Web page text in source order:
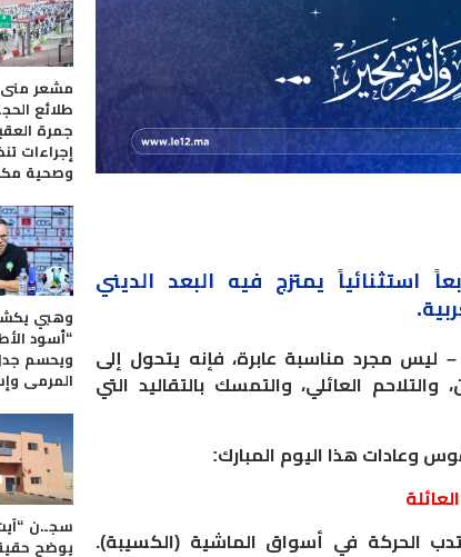
استثنائياً يمتزج فيه البعد الديني
– ليس مجرد مناسبة عابرة، فإنه يتحول إلى
العائلي، والتمسك بالتقاليد التي
وعادات هذا اليوم المبارك:
الحركة في أسواق الماشية (الكسيبة).
مشعر
طلائع
جمرة
إجراءات
وصحية
وهبي
“أسود
ويحسم
المرمى
يوضح